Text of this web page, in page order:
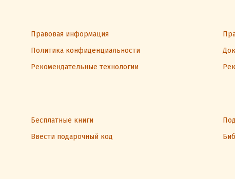
Правовая информация
Политика конфиденциальности
Рекомендательные технологии
Бесплатные книги
Ввести подарочный код